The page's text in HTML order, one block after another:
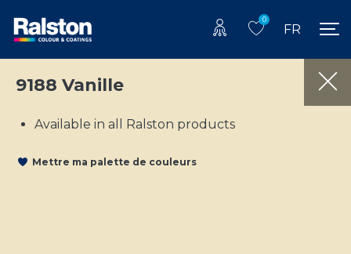
0
FR
9188 Vanille
Available in all Ralston products
Mettre ma palette de couleurs